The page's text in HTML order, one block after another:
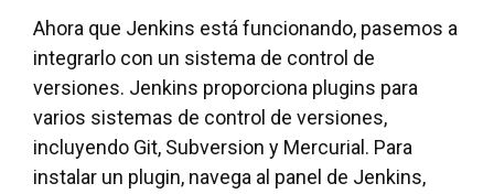
Ahora que Jenkins está funcionando, pasemos a
integrarlo con un sistema de control de
versiones. Jenkins proporciona plugins para
varios sistemas de control de versiones,
incluyendo Git, Subversion y Mercurial. Para
instalar un plugin, navega al panel de Jenkins,